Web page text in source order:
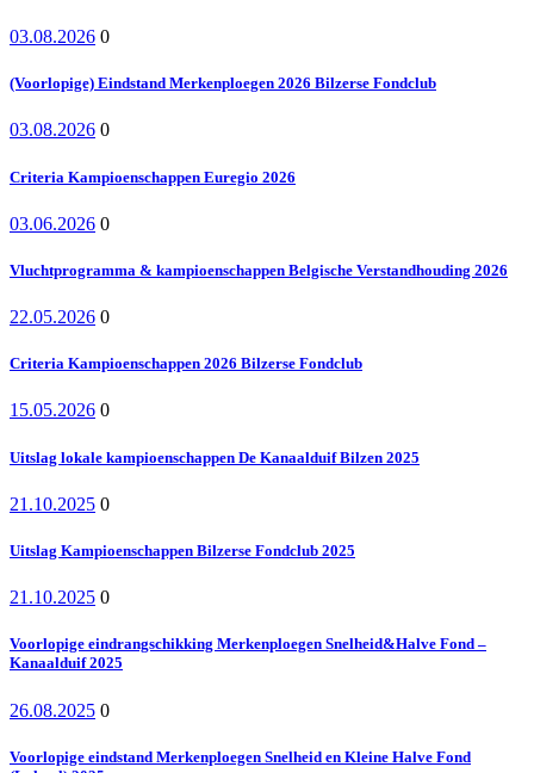
03.08.2026 0
(Voorlopige) Eindstand Merkenploegen 2026 Bilzerse Fondclub
03.08.2026 0
Criteria Kampioenschappen Euregio 2026
03.06.2026 0
Vluchtprogramma & kampioenschappen Belgische Verstandhouding 2026
22.05.2026 0
Criteria Kampioenschappen 2026 Bilzerse Fondclub
15.05.2026 0
Uitslag lokale kampioenschappen De Kanaalduif Bilzen 2025
21.10.2025 0
Uitslag Kampioenschappen Bilzerse Fondclub 2025
21.10.2025 0
Voorlopige eindrangschikking Merkenploegen Snelheid&Halve Fond –
Kanaalduif 2025
26.08.2025 0
Voorlopige eindstand Merkenploegen Snelheid en Kleine Halve Fond